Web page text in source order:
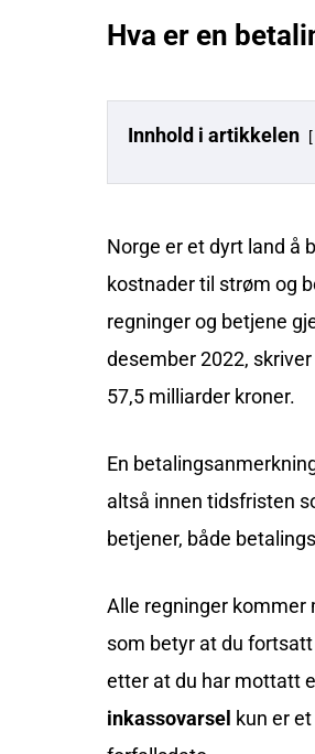
Hva er en
Innhold i artikkelen
Norge er et dyrt land å
kostnader til strøm og
regninger og betjene
desember 2022, skriver
57,5 milliarder kroner.
En
altså innen tidsfristen
betjener, både
Alle regninger kommer
som betyr at du
etter at du har mottatt
inkassovarsel kun er